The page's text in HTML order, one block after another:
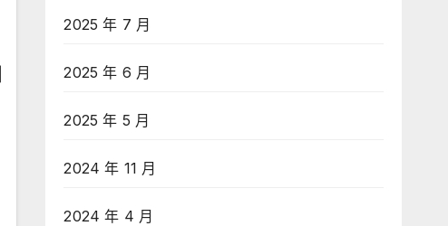
2025 年 7 月
2025 年 6 月
2025 年 5 月
2024 年 11 月
2024 年 4 月